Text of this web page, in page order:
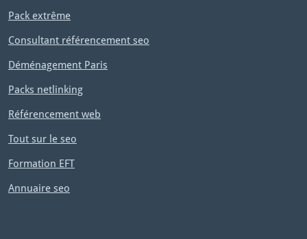
tPack extrême
Consultant référencement seo
Déménagement Paris
Packs netlinking
Référencement web
Tout sur le seo
Formation EFT
Annuaire seo